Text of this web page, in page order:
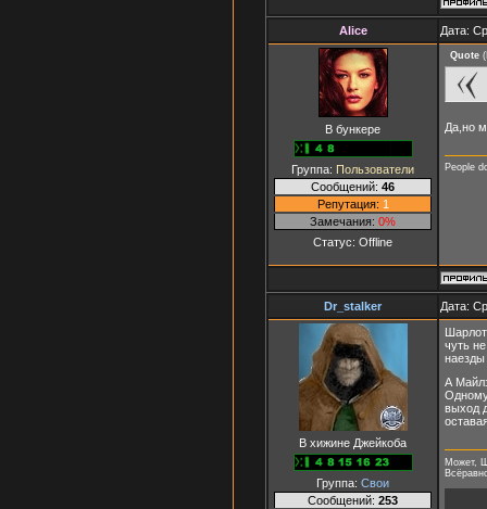
Alice Дата:
В бункере
Группа: Пользователи
Сообщений: 46
Репутация: 1
Замечания: 0%
Статус: Offline
Quote (
Да,но
People
Dr_stalker Дата:
В хижине Джейкоба
Группа: Свои
Сообщений: 253
чуть
А
выход
Может,